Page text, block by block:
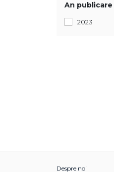
An publicare
2023
Despre noi